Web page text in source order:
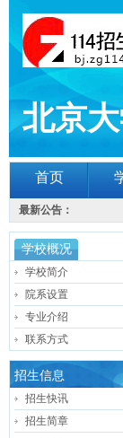
北京
首页
最新公告：
学校概况
学校简介
院系设置
专业介绍
联系方式
招生信息
招生快讯
招生简章